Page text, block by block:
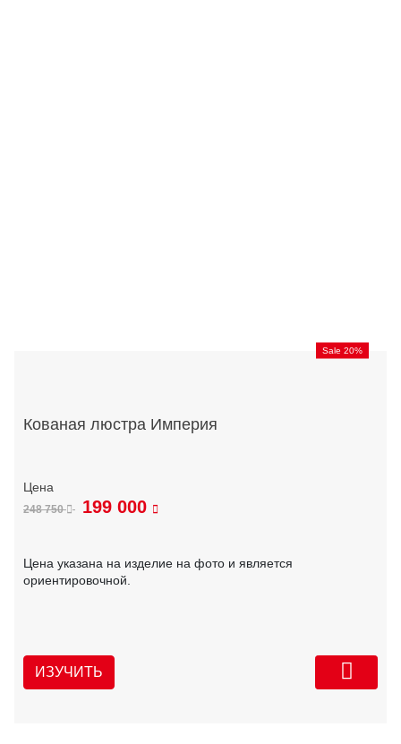
Sale 20%
Кованая люстра Империя
248 750 199 000
Цена указана на изделие на фото и является
ориентировочной.
ИЗУЧИТЬ